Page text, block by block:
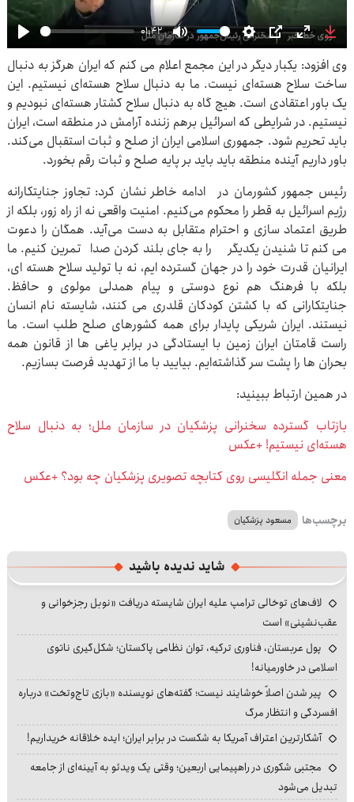
Play
01:42
Mute Settings
PIP Enter
وی افزود: یکبار دیگر در این مجمع اعلام می کنم که ایران هرگز به دنبال
ساخت سلاح هسته‌ای نیست. ما به دنبال سلاح هسته‌ای نیستیم. این
یک باور اعتقادی است. هیچ گاه به دنبال سلاح کشتار هسته‌ای نبودیم و
نیستیم. در شرایطی که اسرائیل برهم زننده آرامش در منطقه است، ایران
باید تحریم شود. جمهوری اسلامی ایران از صلح و ثبات استقبال می‌کند.
باور داریم آینده منطقه باید باید بر پایه صلح و ثبات رقم بخورد.
رئیس جمهور کشورمان در ادامه خاطر نشان کرد: تجاوز جنایتکارانه
رژیم اسرائیل به قطر را محکوم می‌کنیم. امنیت واقعی نه از راه زور، بلکه از
طریق اعتماد سازی و احترام متقابل به دست می‌آید.‌ همگان را دعوت
می کنم تا شنیدن یکدیگر را به جای بلند کردن صدا تمرین کنیم. ما
ایرانیان قدرت خود را در جهان گسترده ایم، نه با تولید سلاح هسته ای،
بلکه با فرهنگ هم نوع دوستی و پیام همدلی مولوی و حافظ.
جنایتکارانی که با کشتن کودکان قلدری می کنند، شایسته نام انسان
نیستند. ایران شریکی پایدار برای همه کشورهای صلح طلب است. ما
راست قامتان ایران زمین با ایستادگی در برابر یاغی ها از قانون همه
بحران ها را پشت سر گذاشته‌ایم. بیایید با ما از تهدید فرصت بسازیم.
در همین ارتباط ببینید:
بازتاب گسترده سخنرانی پزشکیان در سازمان ملل؛ به دنبال سلاح
هسته‌ای نیستیم! +عکس
معنی جمله انگلیسی روی کتابچه تصویری پزشکیان چه بود؟ +عکس
برچسب‌ها مسعود پزشکیان
شاید ندیده باشید
لاف‌های توخالی ترامپ علیه ایران شایسته دریافت «نوبل رجزخوانی و
عقب‌نشینی» است
پول عربستان، فناوری ترکیه، توان نظامی پاکستان؛ شکل‌گیری ناتوی
اسلامی در خاورمیانه!
پیر شدن اصلاً خوشایند نیست؛ گفته‌های نویسنده «بازی تاج‌وتخت» درباره
افسردگی و انتظار مرگ
آشکارترین اعتراف آمریکا به شکست در برابر ایران؛ ایده خلاقانه خریداریم!
مجتبی شکوری در راهپیمایی اربعین؛ وقتی یک ویدئو به آیینه‌ای از جامعه
تبدیل می‌شود